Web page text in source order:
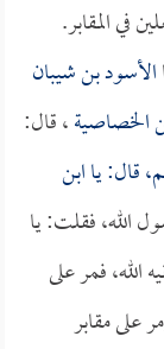
في المقابر.
الأسود بن شيبان
الخصاصية، قال:
قال: ياابن
الله، فقلت: يا
الله، فمر على
على مقابر